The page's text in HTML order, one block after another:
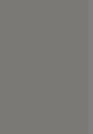
Strandpark
(ZGH-